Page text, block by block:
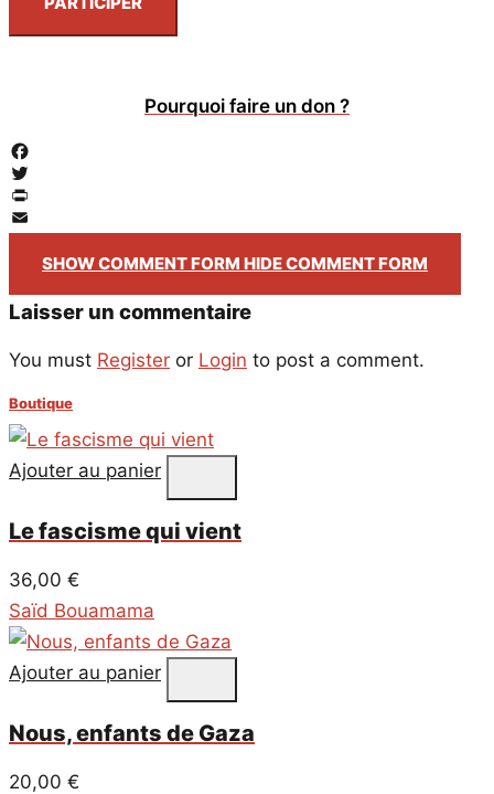
Pourquoi faire un don ?
Facebook
Twitter
PrintFriendly
Email
SHOW COMMENT FORM HIDE COMMENT FORM
Laisser un commentaire
You must Register or Login to post a comment.
Boutique
Ajouter au panier
Le fascisme qui vient
36,00 €
Saïd Bouamama
Ajouter au panier
Nous, enfants de Gaza
20,00 €